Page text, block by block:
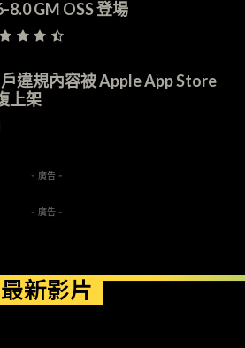
8.0 GM OSS 登場
違規內容被 Apple App Store
上架
- 廣告 -
- 廣告 -
最新影片